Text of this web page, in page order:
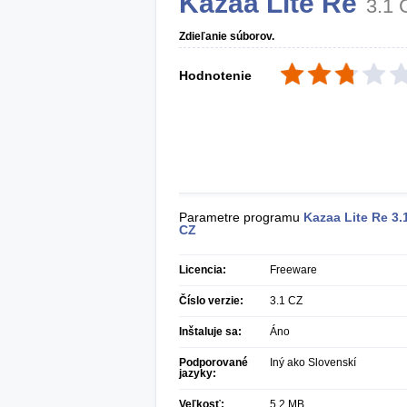
3.1
Zdieľanie súborov.
Hodnotenie
Parametre programu Kazaa Lite Re
CZ
Licencia: Freeware
Číslo verzie: 3.1 CZ
Inštaluje sa: Áno
Podporované
jazyky:
Iný ako Slovenskí
Veľkosť: 5,2 MB